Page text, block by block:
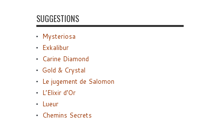
SUGGESTIONS
Mysteriosa
Exkalibur
Carine Diamond
Gold & Crystal
Le jugement de Salomon
L’Elixir d’Or
Lueur
Chemins Secrets